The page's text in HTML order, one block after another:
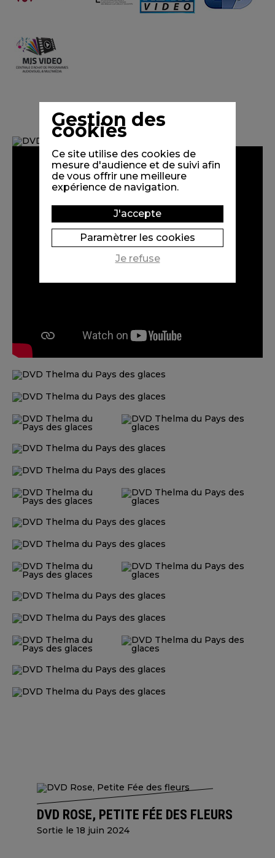
DVD ROSE, PETITE FÉE DES FLEURS
Sortie le 18 juin 2024
Gestion des
cookies
Ce site utilise des cookies de
mesure d'audience et de suivi afin
de vous offrir une meilleure
expérience de navigation.
J'accepte
Paramètrer les cookies
Je refuse